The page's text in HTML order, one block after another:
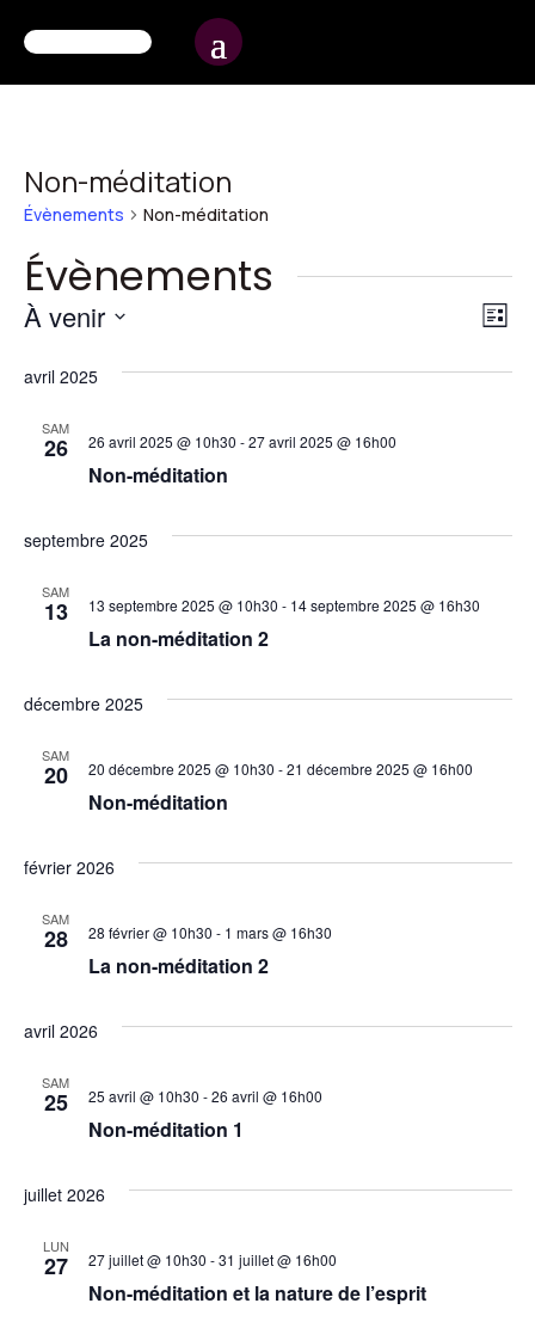
Non-méditation
Évènements Non-méditation
Évènements
Liste
À venir
une
avril 2025
SAM
26
Non-méditation
26 avril 2025 @ 10h30 -27 avril 2025 @ 16h00
septembre 2025
SAM
13
La non-méditation 2
13 septembre 2025 @ 10h30 - 14 septembre 2025 @ 16h30
décembre 2025
SAM
20
Non-méditation
20 décembre 2025 @ 10h30 -21 décembre 2025 @ 16h00
février 2026
SAM
28
La non-méditation 2
28 février @ 10h30 - 1 mars @ 16h30
avril 2026
SAM
25
Non-méditation 1
25 avril @ 10h30 -26 avril @ 16h00
juillet 2026
LUN
27
Non-méditation et la nature de l’esprit
27 juillet @ 10h30 -31 juillet @ 16h00